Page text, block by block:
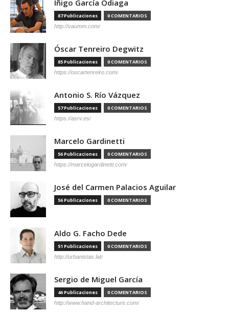
Íñigo García Odiaga
87 Publicaciones 0 COMENTARIOS
http://vaumm.com/
Óscar Tenreiro Degwitz
85 Publicaciones 0 COMENTARIOS
https://oscartenreiro.com/
Antonio S. Río Vázquez
57 Publicaciones 0 COMENTARIOS
https://asrv.es/
Marcelo Gardinetti
56 Publicaciones 0 COMENTARIOS
https://marcelogardinetti.com/
José del Carmen Palacios Aguilar
56 Publicaciones 0 COMENTARIOS
Aldo G. Facho Dede
51 Publicaciones 0 COMENTARIOS
http://urbanistas.lat/
Sergio de Miguel García
46 Publicaciones 0 COMENTARIOS
http://www.hand-architecture.com/